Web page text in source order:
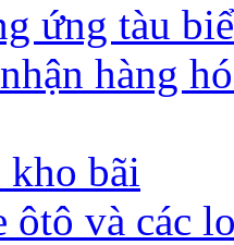
ứng tàu
hàng
bãi
ôtô và các